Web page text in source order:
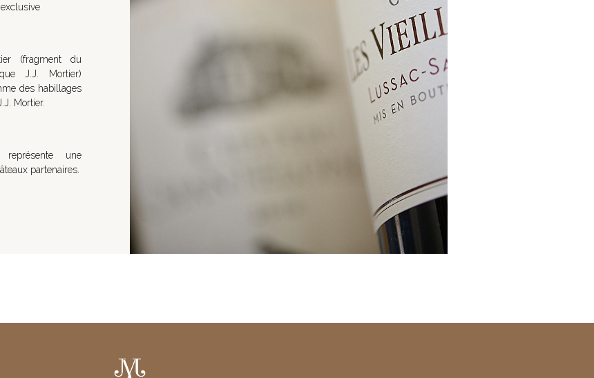
(fragment du
J.J. Mortier)
des habillages
Mortier.
une
partenaires.